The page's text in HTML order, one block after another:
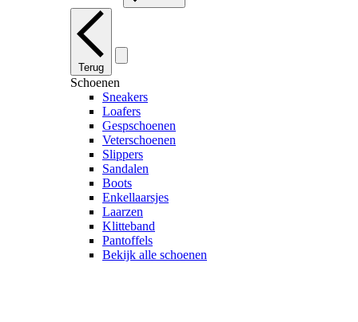
Terug
Schoenen
Sneakers
Loafers
Gespschoenen
Veterschoenen
Slippers
Sandalen
Boots
Enkellaarsjes
Laarzen
Klitteband
Pantoffels
Bekijk alle schoenen